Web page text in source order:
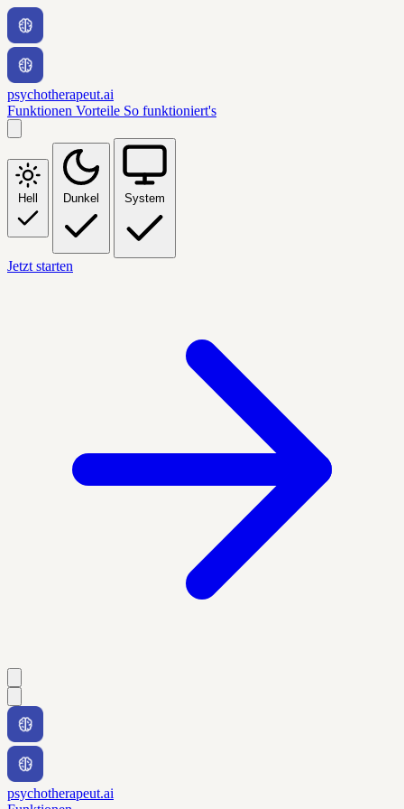
psychotherapeut.ai
Funktionen Vorteile So funktioniert's
Hell Dunkel System
Jetzt starten
psychotherapeut.ai